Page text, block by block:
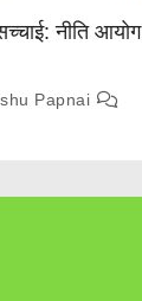
नीति आयोग
Papnai